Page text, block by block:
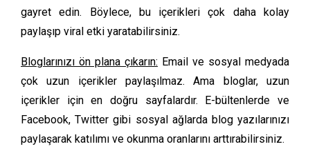
gayret edin. Böylece, bu içerikleri çok daha kolay
paylaşıp viral etki yaratabilirsiniz.
Bloglarınızı ön plana çıkarın: Email ve sosyal medyada
çok uzun içerikler paylaşılmaz. Ama bloglar, uzun
içerikler için en doğru sayfalardır. E-bültenlerde ve
Facebook, Twitter gibi sosyal ağlarda blog yazılarınızı
paylaşarak katılımı ve okunma oranlarını arttırabilirsiniz.